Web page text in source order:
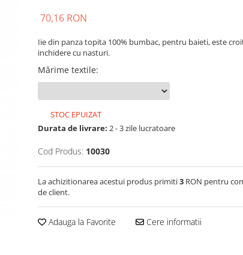
70,16 RON
Iie din panza topita 100% bumbac, pentru baieti, este
inchidere cu nasturi.
Mărime textile:
STOC EPUIZAT
Durata de livrare: 2 - 3 zile lucratoare
Cod Produs: 10030
La achizitionarea acestui produs primiti3 RON pentru
de client.
Adauga la Favorite Cere informatii